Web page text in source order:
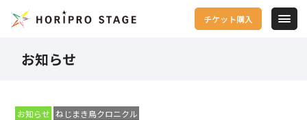
チケット購入
お知らせ
お知らせ ねじまき鳥クロニクル